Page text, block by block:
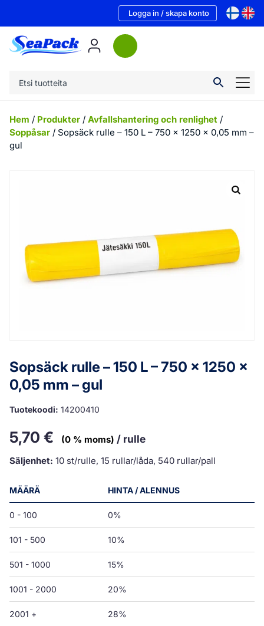
Logga in / skapa konto
Hem / Produkter / Avfallshantering och renlighet /
Soppåsar / Sopsäck rulle – 150 L – 750 x 1250 x 0,05 mm –
gul
Sopsäck rulle – 150 L – 750 x 1250 x
0,05 mm – gul
Tuotekoodi: 14200410
5,70 € (0 % moms) / rulle
Säljenhet: 10 st/rulle, 15 rullar/låda, 540 rullar/pall
MÄÄRÄ HINTA / ALENNUS
0 - 100 0%
101 - 500 10%
501 - 1000 15%
1001 - 2000 20%
2001 + 28%